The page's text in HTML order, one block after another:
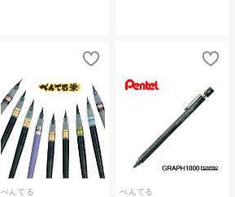
ぺんてる
ぺんてる